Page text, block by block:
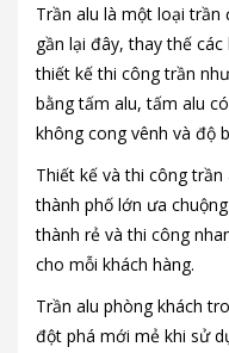
Trần alu là một loại
gần lại đây, thay thế
thiết kế thi công trần
bằng tấm alu, tấm alu
không cong vênh và độ
Thiết kế và thi công
thành phố lớn ưa
thành rẻ và thi công
cho mỗi khách hàng.
Trần alu phòng khách
đột phá mới mẻ khi sử